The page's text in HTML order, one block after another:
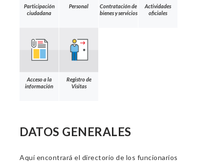
Participación
ciudadana
Personal
Contratación de
bienes y servicios
Actividades
oficiales
Acceso a la
información
Registro de
Visitas
DATOS GENERALES
Aquí encontrará el directorio de los funcionarios